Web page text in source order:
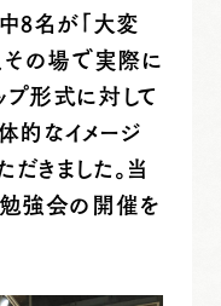
8名が「大変
その場で実際に
形式に対して
的なイメージ
きました。当
強会の開催を